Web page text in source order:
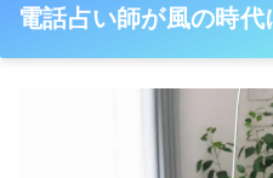
電話占い師が風の時